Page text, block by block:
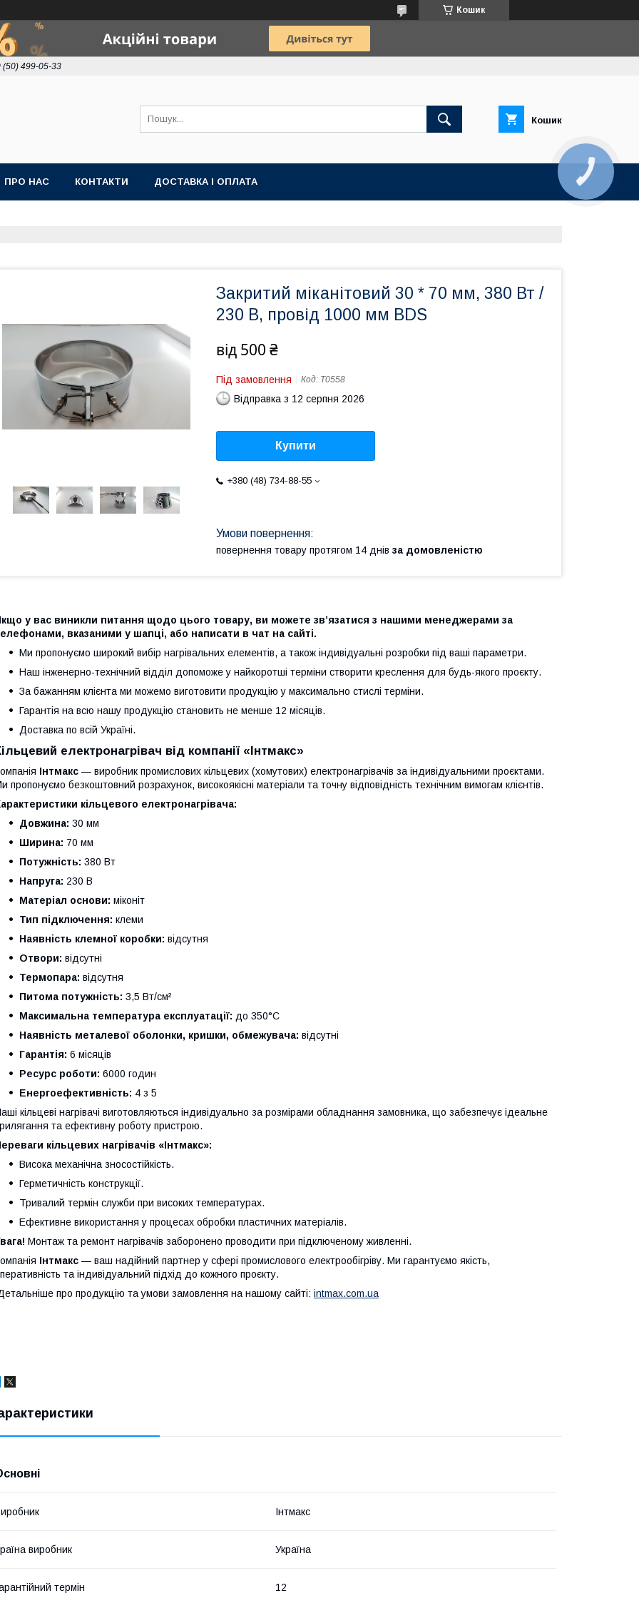
Кошик
(50) 499-05-33
Кошик
ПРО НАС КОНТАКТИ ДОСТАВКА І ОПЛАТА
Закритий міканітовий 30 * 70 мм, 380 Вт /
230 В, провід 1000 мм BDS
від 500 ₴
Під замовлення Код: Т0558
Відправка з 12 серпня 2026
Купити
+380 (48) 734-88-55
повернення товару протягом 14 днів за домовленістю
у вас виникли питання щодо цього товару, ви можете зв’язатися з нашими менеджерами за
вказаними у шапці, або написати в чат на сайті.
Ми пропонуємо широкий вибір нагрівальних елементів, а також індивідуальні розробки під ваші параметри.
Наш інженерно-технічний відділ допоможе у найкоротші терміни створити креслення для будь-якого проєкту.
За бажанням клієнта ми можемо виготовити продукцію у максимально стислі терміни.
Гарантія на всю нашу продукцію становить не менше 12 місяців.
Доставка по всій Україні.
електронагрівач від компанії «Інтмакс»
Інтмакс — виробник промислових кільцевих (хомутових) електронагрівачів за індивідуальними проєктами.
пропонуємо безкоштовний розрахунок, високоякісні матеріали та точну відповідність технічним вимогам клієнтів.
кільцевого електронагрівача:
Довжина: 30 мм
Ширина: 70 мм
Потужність: 380 Вт
Напруга: 230 В
Матеріал основи: міконіт
Тип підключення: клеми
Наявність клемної коробки: відсутня
Отвори: відсутні
Термопара: відсутня
Питома потужність: 3,5 Вт/см²
Максимальна температура експлуатації: до 350°C
Наявність металевої оболонки, кришки, обмежувача: відсутні
Гарантія: 6 місяців
Ресурс роботи: 6000 годин
Енергоефективність: 4 з 5
кільцеві нагрівачі виготовляються індивідуально за розмірами обладнання замовника, що забезпечує ідеальне
та ефективну роботу пристрою.
кільцевих нагрівачів «Інтмакс»:
Висока механічна зносостійкість.
Герметичність конструкції.
Тривалий термін служби при високих температурах.
Ефективне використання у процесах обробки пластичних матеріалів.
Монтаж та ремонт нагрівачів заборонено проводити при підключеному живленні.
Інтмакс — ваш надійний партнер у сфері промислового електрообігріву. Ми гарантуємо якість,
та індивідуальний підхід до кожного проєкту.
про продукцію та умови замовлення на нашому сайті: intmax.com.ua
Інтмакс
виробник Україна
термін 12
КНОПКА
ЗВ'ЯЗКУ